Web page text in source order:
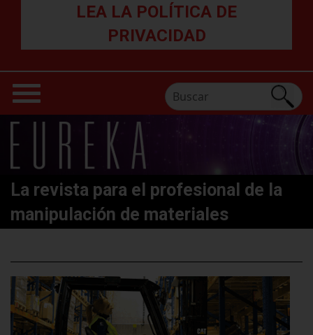
LEA LA POLÍTICA DE
PRIVACIDAD
La revista para el profesional de la
manipulación de materiales